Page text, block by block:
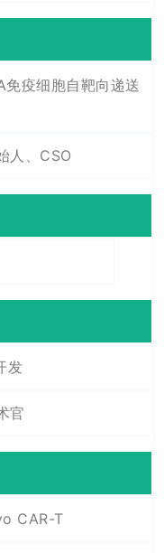
疫细胞自靶向递送
人、CSO
发
官
CAR-T